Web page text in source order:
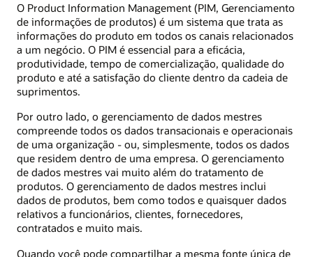
O Product Information Management (PIM, Gerenciamento
de informações de produtos) é um sistema que trata as
informações do produto em todos os canais relacionados
a um negócio. O PIM é essencial para a eficácia,
produtividade, tempo de comercialização, qualidade do
produto e até a satisfação do cliente dentro da cadeia de
suprimentos.
Por outro lado, o gerenciamento de dados mestres
compreende todos os dados transacionais e operacionais
de uma organização - ou, simplesmente, todos os dados
que residem dentro de uma empresa. O gerenciamento
de dados mestres vai muito além do tratamento de
produtos. O gerenciamento de dados mestres inclui
dados de produtos, bem como todos e quaisquer dados
relativos a funcionários, clientes, fornecedores,
contratados e muito mais.
Quando você pode compartilhar a mesma fonte única de